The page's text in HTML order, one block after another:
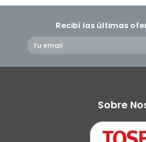
Recibí las últimas
Sobre